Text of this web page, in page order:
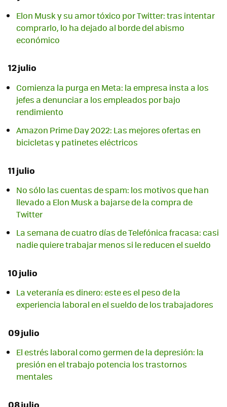
Elon Musk y su amor tóxico por Twitter: tras intentar
comprarlo, lo ha dejado al borde del abismo
económico
12 julio
Comienza la purga en Meta: la empresa insta a los
jefes a denunciar a los empleados por bajo
rendimiento
Amazon Prime Day 2022: Las mejores ofertas en
bicicletas y patinetes eléctricos
11 julio
No sólo las cuentas de spam: los motivos que han
llevado a Elon Musk a bajarse de la compra de
Twitter
La semana de cuatro días de Telefónica fracasa: casi
nadie quiere trabajar menos si le reducen el sueldo
10 julio
La veteranía es dinero: este es el peso de la
experiencia laboral en el sueldo de los trabajadores
09 julio
El estrés laboral como germen de la depresión: la
presión en el trabajo potencia los trastornos
mentales